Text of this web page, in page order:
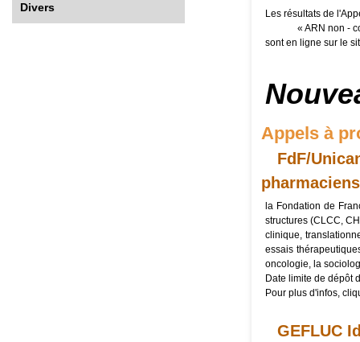
Divers
Les résultats de
« ARN non -
sont en ligne sur le
Appels à
FdF/
pharmaciens
la Fondation de
structures (CLCC,
clinique,
essais
oncologie, la
Date limite de dépôt
Pour plus d'infos,
GEFLUC